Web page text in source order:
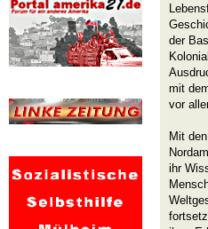
der
mit
vor
Mit
ihr